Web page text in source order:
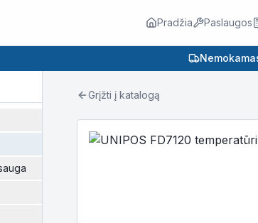
Pradžia Paslaugos
Grįžti į katalogą